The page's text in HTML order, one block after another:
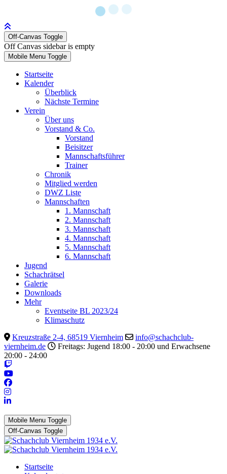
Off-Canvas Toggle
Off Canvas sidebar is empty
Mobile Menu Toggle
Startseite
Kalender
Überblick
Nächste Termine
Verein
Über uns
Vorstand & Co.
Vorstand
Beisitzer
Mannschaftsführer
Trainer
Chronik
Mitglied werden
DWZ Liste
Mannschaften
1. Mannschaft
2. Mannschaft
3. Mannschaft
4. Mannschaft
5. Mannschaft
6. Mannschaft
Jugend
Schachrätsel
Galerie
Downloads
Mehr
Eventseite BL 2023/24
Klimaschutz
Kreuzstraße 2-4, 68519 Viernheim
info@schachclub-
viernheim.de
Freitags: Jugend 18:00 - 20:00 und Erwachsene
20:00 - 24:00
Mobile Menu Toggle
Off-Canvas Toggle
Startseite